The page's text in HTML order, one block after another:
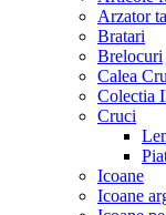
Arzator
Bratari
Brelocuri
Calea
Colectia
Cruci
Icoane
Icoane